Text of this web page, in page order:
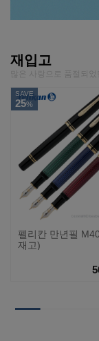
재입고
많은 사랑으로 품절되
SAVE
25%
펠리칸 만년필
재고)